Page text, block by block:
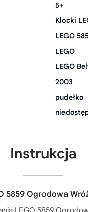
5+
Klocki
LEGO
LEGO
LEGO
2003
pudełko
Instrukcja
5859 Ogrodowa